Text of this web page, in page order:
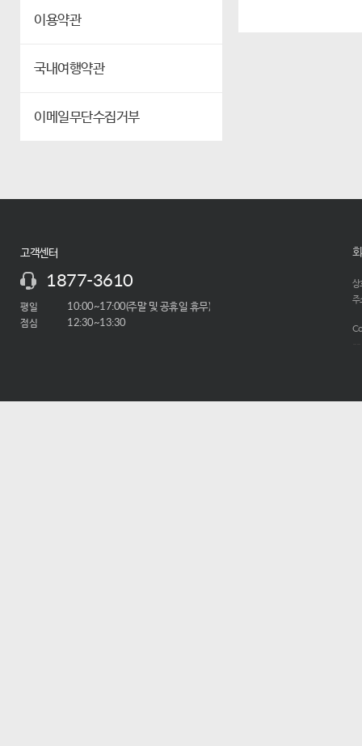
이용약관
국내여행약관
이메일무단수집거부
고객센터
1877-3610
평일 10:00~17:00(주말 및 공휴일 휴무)
점심 12:30~13:30
상
주